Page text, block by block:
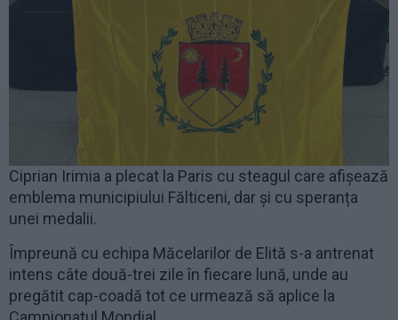
Ciprian Irimia a plecat la Paris cu steagul care afișează
emblema municipiului Fălticeni, dar și cu speranța
unei medalii.
Împreună cu echipa Măcelarilor de Elită s-a antrenat
intens câte două-trei zile în fiecare lună, unde au
pregătit cap-coadă tot ce urmează să aplice la